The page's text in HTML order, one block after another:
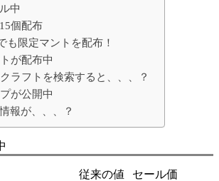
中
個配布
も限定マントを配布！
が配布中
ラフトを検索すると、、、？
が公開中
報が、、、？
従来の値
セール価